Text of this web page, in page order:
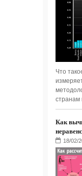
Что
странам
Как